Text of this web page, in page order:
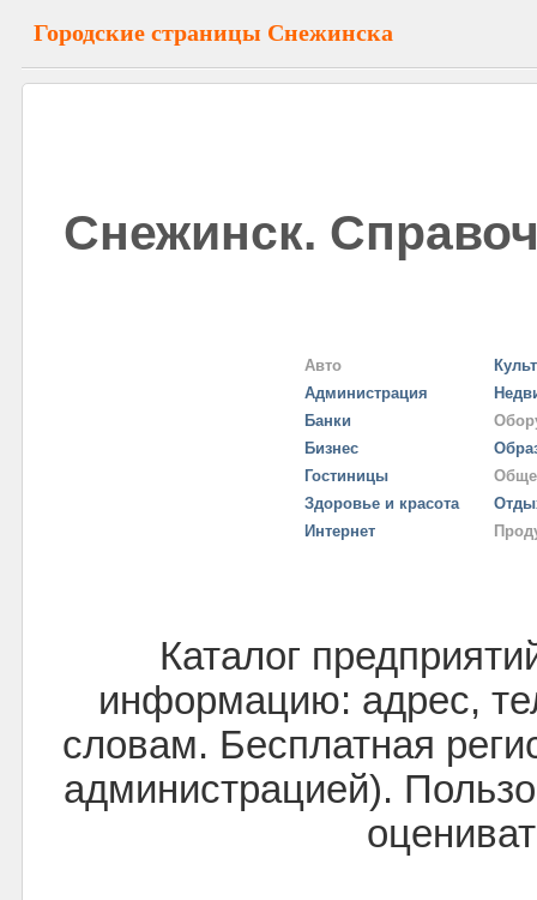
Городские страницы Снежинска
Снежинск.
Авто
Администрация
Банки
Бизнес
Гостиницы
Здоровье и красота
Интернет
Каталог
информацию: адрес,
словам. Бесплатная
администрацией).